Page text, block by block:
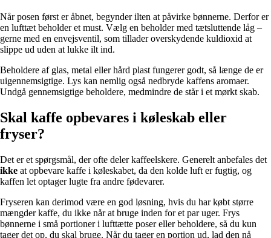
Når posen først er åbnet, begynder ilten at påvirke bønnerne. Derfor er
en lufttæt beholder et must. Vælg en beholder med tætsluttende låg –
gerne med en envejsventil, som tillader overskydende kuldioxid at
slippe ud uden at lukke ilt ind.
Beholdere af glas, metal eller hård plast fungerer godt, så længe de er
uigennemsigtige. Lys kan nemlig også nedbryde kaffens aromaer.
Undgå gennemsigtige beholdere, medmindre de står i et mørkt skab.
Skal kaffe opbevares i køleskab eller
fryser?
Det er et spørgsmål, der ofte deler kaffeelskere. Generelt anbefales det
ikke at opbevare kaffe i køleskabet, da den kolde luft er fugtig, og
kaffen let optager lugte fra andre fødevarer.
Fryseren kan derimod være en god løsning, hvis du har købt større
mængder kaffe, du ikke når at bruge inden for et par uger. Frys
bønnerne i små portioner i lufttætte poser eller beholdere, så du kun
tager det op, du skal bruge. Når du tager en portion ud, lad den nå